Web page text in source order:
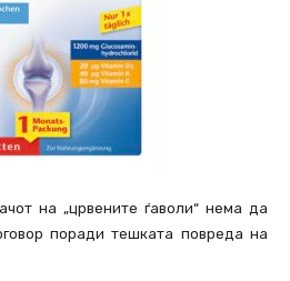
на „црвените ѓаволи“ нема да
поради тешката повреда на